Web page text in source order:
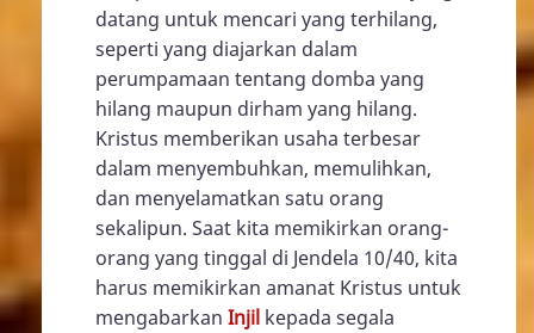
datang untuk mencari yang terhilang,
seperti yang diajarkan dalam
perumpamaan tentang domba yang
hilang maupun dirham yang hilang.
Kristus memberikan usaha terbesar
dalam menyembuhkan, memulihkan,
dan menyelamatkan satu orang
sekalipun. Saat kita memikirkan orang-
orang yang tinggal di Jendela 10/40, kita
harus memikirkan amanat Kristus untuk
mengabarkan Injil kepada segala